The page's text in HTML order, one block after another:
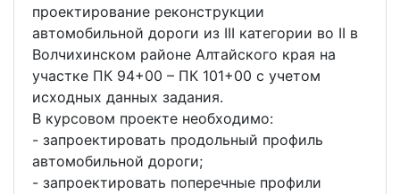
проектирование реконструкции
автомобильной дороги из III категории во II в
Волчихинском районе Алтайского края на
участке ПК 94+00 – ПК 101+00 с учетом
исходных данных задания.
В курсовом проекте необходимо:
- запроектировать продольный профиль
автомобильной дороги;
- запроектировать поперечные профили